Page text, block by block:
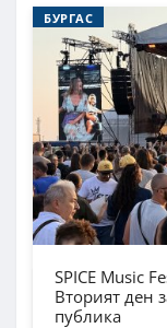
БУРГАС
SPICE Music
Вторият ден
публика